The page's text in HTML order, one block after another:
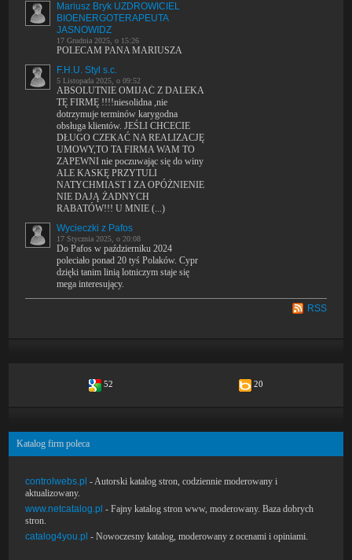
Mariusz Bryk UZDROWICIEL
BIOENERGOTERAPEUTA
JASNOWIDZ
17 Grudnia 2025, o 15:26
POLECAM PANA MARIUSZA
F.H.U. Styl s.c.
5 Listopada 2025, o 09:52
ABSOLUTNIE OMIJAĆ Z DALEKA
TĘ FIRMĘ !!!!niesolidna ,nie
dotrzymuje terminów karygodna
obsługa klientów. JEŚLI CHCECIE
DŁUGO CZEKAĆ NA REALIZACJĘ
UMOWY,TO TA FIRMA WAM TO
ZAPEWNI nie poczuwając się do winy
ALE KASKĘ PRZYTULI
NATYCHMIAST I ZA OPÓŻNIENIE
NIE DAJĄ ŻADNYCH
RABATÓW!!! U MNIE (...)
Wycieczki z Pafos
17 Stycznia 2025, o 20:08
Do Pafos w październiku 2024
poleciało ponad 20 tyś Polaków. Cypr
dzięki tanim linią lotniczym staje się
mega interesujący.
RSS
52 20
Katalog firm poleca
controlwebs.pl - Autorski katalog stron, codziennie moderowany i
aktualizowany.
www.netcatalog.pl - Fajny katalog stron www, moderowany. Baza dobrych
stron.
catalog4you.pl - Nowoczesny katalog, moderowany z ocenami i opiniami.